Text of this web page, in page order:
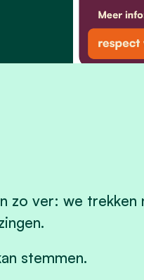
zo ver: we trekken
stemmen.